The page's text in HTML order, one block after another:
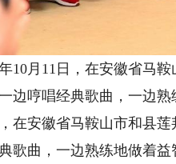
月11日，在安徽省马鞍
边哼唱经典歌曲，一边
安徽省马鞍山市和县莲
歌曲，一边熟练地做着